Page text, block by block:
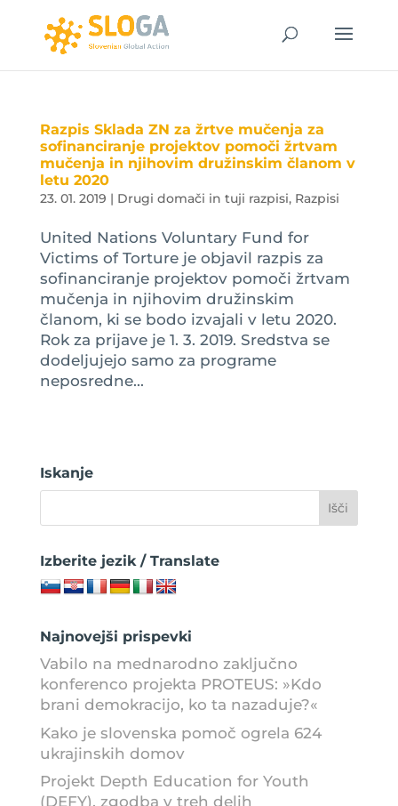
Razpis Sklada ZN za žrtve mučenja za
sofinanciranje projektov pomoči žrtvam
mučenja in njihovim družinskim članom v
letu 2020
23. 01. 2019 | Drugi domači in tuji razpisi, Razpisi
United Nations Voluntary Fund for
Victims of Torture je objavil razpis za
sofinanciranje projektov pomoči žrtvam
mučenja in njihovim družinskim
članom, ki se bodo izvajali v letu 2020.
Rok za prijave je 1. 3. 2019. Sredstva se
dodeljujejo samo za programe
neposredne...
Iskanje
Izberite jezik / Translate
Najnovejši prispevki
Vabilo na mednarodno zaključno
konferenco projekta PROTEUS: »Kdo
brani demokracijo, ko ta nazaduje?«
Kako je slovenska pomoč ogrela 624
ukrajinskih domov
Projekt Depth Education for Youth
(DEFY), zgodba v treh delih